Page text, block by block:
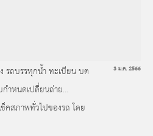
รถบรรทุกน้ำ ทะเบียน บต
ำหนดเปลี่ยนถ่าย
คสภาพทั่วไปของรถ โดย
3 ม.ค. 2566